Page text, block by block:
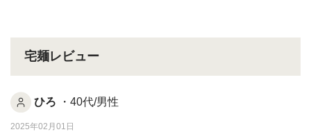
宅麺レビュー
ひろ ・40代/男性
2025年02月01日